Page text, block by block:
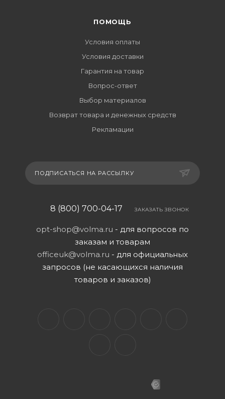
ПОМОЩЬ
Условия оплаты
Условия доставки
Гарантия на товар
Вопрос-ответ
Выбор материалов
Возврат товара и денежных средств
Рекламации
ПОДПИСАТЬСЯ НА РАССЫЛКУ
8 (800) 700-04-17 ЗАКАЗАТЬ ЗВОНОК
opt-shop@volma.ru - для вопросов по
заказам и товарам
officeuk@volma.ru - для официальных
запросов (не касающихся наличия
товаров и заказов)